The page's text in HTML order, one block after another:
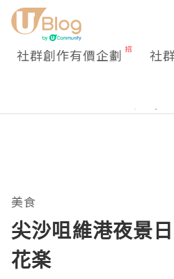
社群創作有價企劃 社
美食
尖沙咀維港夜景
花楽